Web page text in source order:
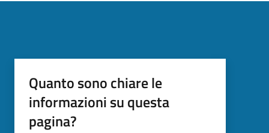
Quanto sono chiare le
informazioni su questa
pagina?